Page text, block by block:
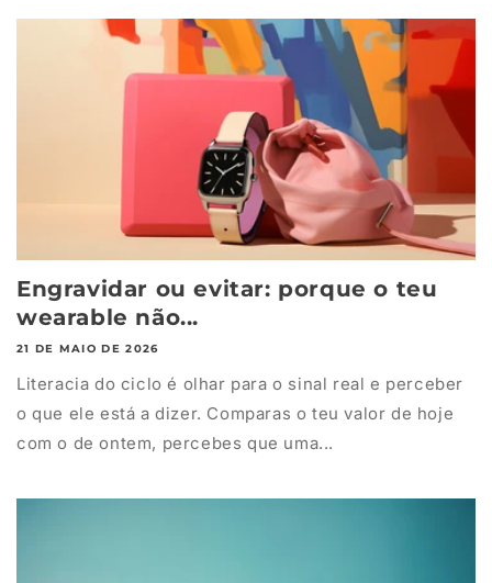
Engravidar ou evitar: porque o teu
wearable não...
21 DE MAIO DE 2026
Literacia do ciclo é olhar para o sinal real e perceber
o que ele está a dizer. Comparas o teu valor de hoje
com o de ontem, percebes que uma...